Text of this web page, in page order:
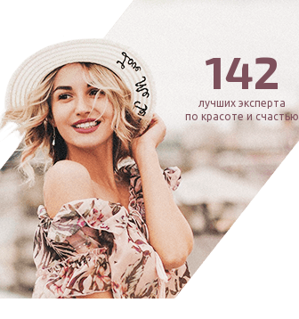
142
лучших эксперта
по красоте и счастью